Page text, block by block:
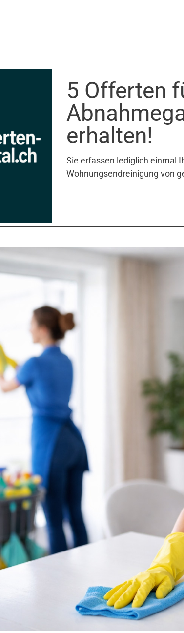
5 Offerten
erhalten!
Sie erfassen lediglich einmal
Wohnungsendreinigung von